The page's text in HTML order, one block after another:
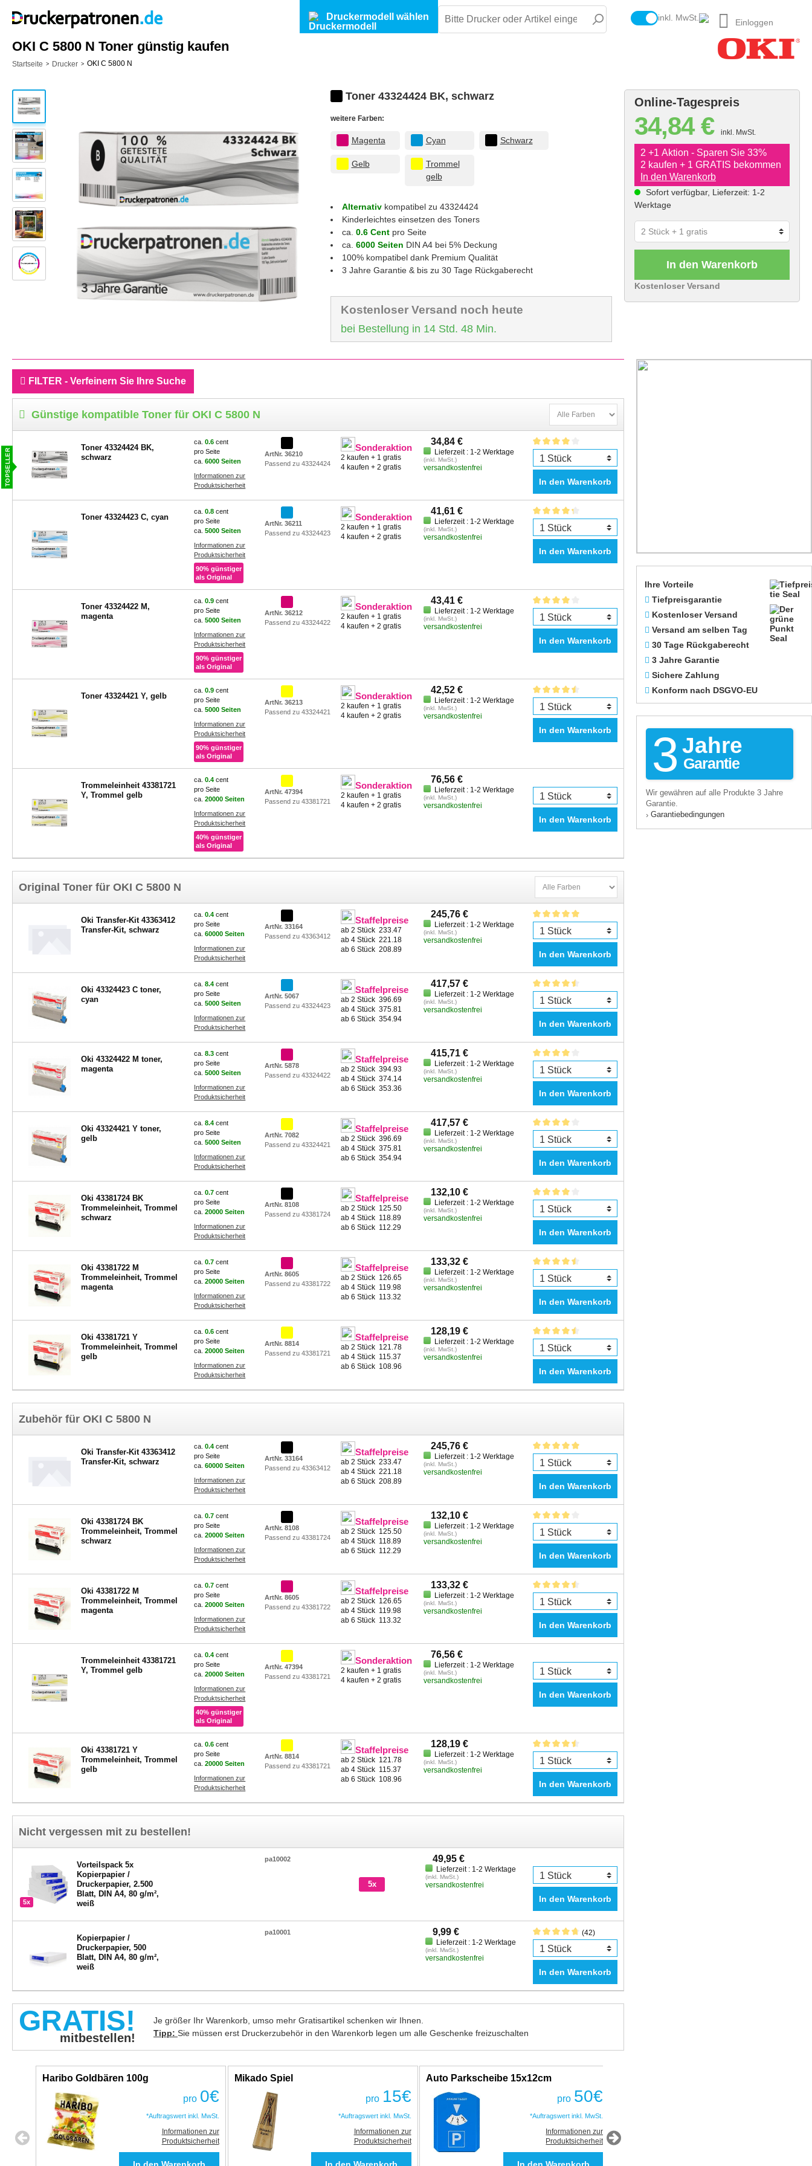
Druckermodell wählen inkl. MwSt. Einloggen
OKI C 5800 N Toner günstig kaufen
Startseite > Drucker > OKI C 5800 N
Toner 43324424 BK, schwarz
weitere Farben:
Magenta Cyan Schwarz
Gelb
Trommel
gelb
Alternativ kompatibel zu 43324424
Kinderleichtes einsetzen des Toners
ca. 0.6 Cent pro Seite
ca. 6000 Seiten DIN A4 bei 5% Deckung
100% kompatibel dank Premium Qualität
3 Jahre Garantie & bis zu 30 Tage Rückgaberecht
Kostenloser Versand noch heute
bei Bestellung in 14 Std. 48 Min.
Online-Tagespreis
34,84 € inkl. MwSt.
2 +1 Aktion - Sparen Sie 33%
2 kaufen + 1 GRATIS bekommen
In den Warenkorb
Sofort verfügbar, Lieferzeit: 1-2
Werktage
In den Warenkorb
Kostenloser Versand
FILTER - Verfeinern Sie Ihre Suche
Günstige kompatible Toner für OKI C 5800 N
Toner 43324424 BK,
schwarz
ca.0.6cent
pro Seite
ca.6000 Seiten
Informationen zur
Produktsicherheit
ArtNr. 36210
Passend zu 43324424
Sonderaktion
2 kaufen + 1 gratis
4 kaufen + 2 gratis
34,84 €
Lieferzeit : 1-2 Werktage
(inkl. MwSt.)
versandkostenfrei
In den Warenkorb
Toner 43324423 C, cyan
ca.0.8cent
pro Seite
ca.5000 Seiten
Informationen zur
Produktsicherheit
90% günstiger
als Original
ArtNr. 36211
Passend zu 43324423
Sonderaktion
2 kaufen + 1 gratis
4 kaufen + 2 gratis
41,61 €
Lieferzeit : 1-2 Werktage
(inkl. MwSt.)
versandkostenfrei
In den Warenkorb
Toner 43324422 M,
magenta
ca.0.9cent
pro Seite
ca.5000 Seiten
Informationen zur
Produktsicherheit
90% günstiger
als Original
ArtNr. 36212
Passend zu 43324422
Sonderaktion
2 kaufen + 1 gratis
4 kaufen + 2 gratis
43,41 €
Lieferzeit : 1-2 Werktage
(inkl. MwSt.)
versandkostenfrei
In den Warenkorb
Toner 43324421 Y, gelb
ca.0.9cent
pro Seite
ca.5000 Seiten
Informationen zur
Produktsicherheit
90% günstiger
als Original
ArtNr. 36213
Passend zu 43324421
Sonderaktion
2 kaufen + 1 gratis
4 kaufen + 2 gratis
42,52 €
Lieferzeit : 1-2 Werktage
(inkl. MwSt.)
versandkostenfrei
In den Warenkorb
Trommeleinheit 43381721
Y, Trommel gelb
ca.0.4cent
pro Seite
ca.20000 Seiten
Informationen zur
Produktsicherheit
40% günstiger
als Original
ArtNr. 47394
Passend zu 43381721
Sonderaktion
2 kaufen + 1 gratis
4 kaufen + 2 gratis
76,56 €
Lieferzeit : 1-2 Werktage
(inkl. MwSt.)
versandkostenfrei
In den Warenkorb
Original Toner für OKI C 5800 N
Oki Transfer-Kit 43363412
Transfer-Kit, schwarz
ca.0.4cent
pro Seite
ca.60000 Seiten
Informationen zur
Produktsicherheit
ArtNr. 33164
Passend zu 43363412
Staffelpreise
ab 2 Stück233.47
ab 4 Stück221.18
ab 6 Stück208.89
245,76 €
Lieferzeit : 1-2 Werktage
(inkl. MwSt.)
versandkostenfrei
In den Warenkorb
Oki 43324423 C toner,
cyan
ca.8.4cent
pro Seite
ca.5000 Seiten
Informationen zur
Produktsicherheit
ArtNr. 5067
Passend zu 43324423
Staffelpreise
ab 2 Stück396.69
ab 4 Stück375.81
ab 6 Stück354.94
417,57 €
Lieferzeit : 1-2 Werktage
(inkl. MwSt.)
versandkostenfrei
In den Warenkorb
Oki 43324422 M toner,
magenta
ca.8.3cent
pro Seite
ca.5000 Seiten
Informationen zur
Produktsicherheit
ArtNr. 5878
Passend zu 43324422
Staffelpreise
ab 2 Stück394.93
ab 4 Stück374.14
ab 6 Stück353.36
415,71 €
Lieferzeit : 1-2 Werktage
(inkl. MwSt.)
versandkostenfrei
In den Warenkorb
Oki 43324421 Y toner,
gelb
ca.8.4cent
pro Seite
ca.5000 Seiten
Informationen zur
Produktsicherheit
ArtNr. 7082
Passend zu 43324421
Staffelpreise
ab 2 Stück396.69
ab 4 Stück375.81
ab 6 Stück354.94
417,57 €
Lieferzeit : 1-2 Werktage
(inkl. MwSt.)
versandkostenfrei
In den Warenkorb
Oki 43381724 BK
Trommeleinheit, Trommel
schwarz
ca.0.7cent
pro Seite
ca.20000 Seiten
Informationen zur
Produktsicherheit
ArtNr. 8108
Passend zu 43381724
Staffelpreise
ab 2 Stück 125.50
ab 4 Stück 118.89
ab 6 Stück 112.29
132,10 €
Lieferzeit : 1-2 Werktage
(inkl. MwSt.)
versandkostenfrei
In den Warenkorb
Oki 43381722 M
Trommeleinheit, Trommel
magenta
ca.0.7cent
pro Seite
ca.20000 Seiten
Informationen zur
Produktsicherheit
ArtNr. 8605
Passend zu 43381722
Staffelpreise
ab 2 Stück 126.65
ab 4 Stück 119.98
ab 6 Stück 113.32
133,32 €
Lieferzeit : 1-2 Werktage
(inkl. MwSt.)
versandkostenfrei
In den Warenkorb
Oki 43381721 Y
Trommeleinheit, Trommel
gelb
ca.0.6cent
pro Seite
ca.20000 Seiten
Informationen zur
Produktsicherheit
ArtNr. 8814
Passend zu 43381721
Staffelpreise
ab 2 Stück 121.78
ab 4 Stück 115.37
ab 6 Stück 108.96
128,19 €
Lieferzeit : 1-2 Werktage
(inkl. MwSt.)
versandkostenfrei
In den Warenkorb
Zubehör für OKI C 5800 N
Oki Transfer-Kit 43363412
Transfer-Kit, schwarz
ca.0.4cent
pro Seite
ca.60000 Seiten
Informationen zur
Produktsicherheit
ArtNr. 33164
Passend zu 43363412
Staffelpreise
ab 2 Stück233.47
ab 4 Stück221.18
ab 6 Stück208.89
245,76 €
Lieferzeit : 1-2 Werktage
(inkl. MwSt.)
versandkostenfrei
In den Warenkorb
Oki 43381724 BK
Trommeleinheit, Trommel
schwarz
ca.0.7cent
pro Seite
ca.20000 Seiten
Informationen zur
Produktsicherheit
ArtNr. 8108
Passend zu 43381724
Staffelpreise
ab 2 Stück 125.50
ab 4 Stück 118.89
ab 6 Stück 112.29
132,10 €
Lieferzeit : 1-2 Werktage
(inkl. MwSt.)
versandkostenfrei
In den Warenkorb
Oki 43381722 M
Trommeleinheit, Trommel
magenta
ca.0.7cent
pro Seite
ca.20000 Seiten
Informationen zur
Produktsicherheit
ArtNr. 8605
Passend zu 43381722
Staffelpreise
ab 2 Stück 126.65
ab 4 Stück 119.98
ab 6 Stück 113.32
133,32 €
Lieferzeit : 1-2 Werktage
(inkl. MwSt.)
versandkostenfrei
In den Warenkorb
Trommeleinheit 43381721
Y, Trommel gelb
ca.0.4cent
pro Seite
ca.20000 Seiten
Informationen zur
Produktsicherheit
40% günstiger
als Original
ArtNr. 47394
Passend zu 43381721
Sonderaktion
2 kaufen + 1 gratis
4 kaufen + 2 gratis
76,56 €
Lieferzeit : 1-2 Werktage
(inkl. MwSt.)
versandkostenfrei
In den Warenkorb
Oki 43381721 Y
Trommeleinheit, Trommel
gelb
ca.0.6cent
pro Seite
ca.20000 Seiten
Informationen zur
Produktsicherheit
ArtNr. 8814
Passend zu 43381721
Staffelpreise
ab 2 Stück 121.78
ab 4 Stück 115.37
ab 6 Stück 108.96
128,19 €
Lieferzeit : 1-2 Werktage
(inkl. MwSt.)
versandkostenfrei
In den Warenkorb
Nicht vergessen mit zu bestellen!
5x
Vorteilspack 5x
Kopierpapier /
Druckerpapier, 2.500
Blatt, DIN A4, 80 g/m²,
weiß
pa10002
5x
49,95 €
Lieferzeit : 1-2 Werktage
(inkl. MwSt.)
versandkostenfrei
In den Warenkorb
Kopierpapier /
Druckerpapier, 500
Blatt, DIN A4, 80 g/m²,
weiß
pa10001 9,99 €
Lieferzeit : 1-2 Werktage
(inkl. MwSt.)
versandkostenfrei
(42)
In den Warenkorb
GRATIS!
mitbestellen!
Je größer Ihr Warenkorb, umso mehr Gratisartikel schenken wir Ihnen.
Tipp: Sie müssen erst Druckerzubehör in den Warenkorb legen um alle Geschenke freizuschalten
Haribo Goldbären 100g
pro 0€
*Auftragswert inkl. MwSt.
Informationen zur
Produktsicherheit
Mikado Spiel
pro 15€
*Auftragswert inkl. MwSt.
Informationen zur
Produktsicherheit
Auto Parkscheibe 15x12cm
pro 50€
*Auftragswert inkl. MwSt.
Informationen zur
Produktsicherheit
Ihre Vorteile
Tiefpreisgarantie
Kostenloser Versand
Versand am selben Tag
30 Tage Rückgaberecht
3 Jahre Garantie
Sichere Zahlung
Konform nach DSGVO-EU
3 Jahre
Garantie
Wir gewähren auf alle Produkte 3 Jahre
Garantie.
› Garantiebedingungen